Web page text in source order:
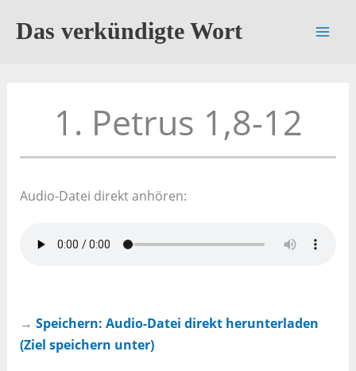
InhaltDas verkündigte Wort
1. Petrus 1,8-12
Audio-Datei direkt anhören:
→ Speichern: Audio-Datei direkt herunterladen
(Ziel speichern unter)